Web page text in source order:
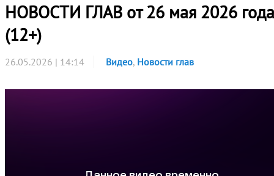
НОВОСТИ ГЛАВ от 26 мая 2026 года
(12+)
26.05.2026 | 14:14 Видео, Новости глав